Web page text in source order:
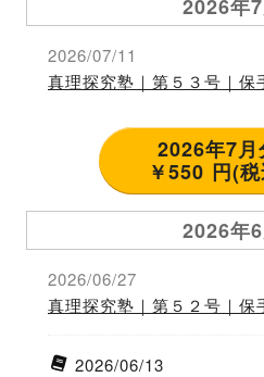
2026年
2026/07/11
真理探究塾｜第５３号｜保
2026年7月
￥550
2026年
2026/06/27
真理探究塾｜第５２号｜保
2026/06/13